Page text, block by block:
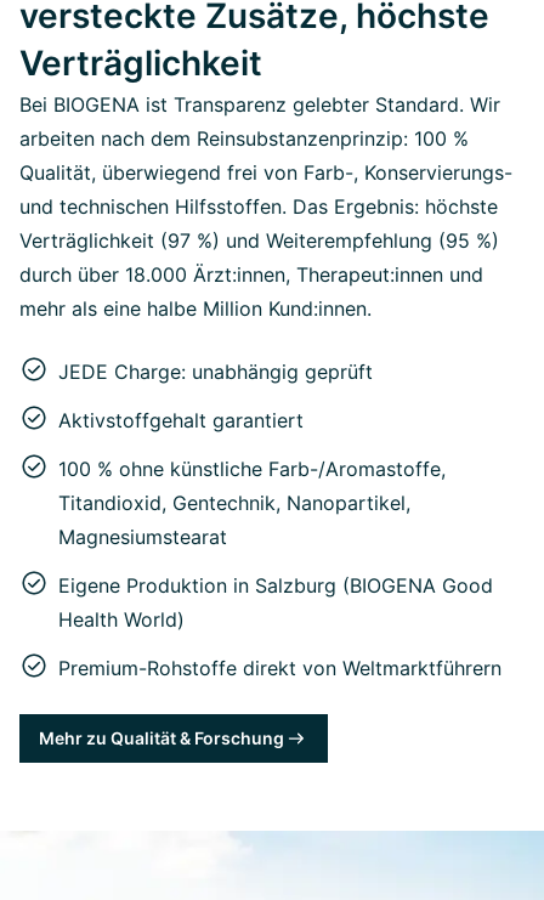
versteckte Zusätze, höchste
Verträglichkeit
Bei BIOGENA ist Transparenz gelebter Standard. Wir
arbeiten nach dem Reinsubstanzenprinzip: 100 %
Qualität, überwiegend frei von Farb-, Konservierungs-
und technischen Hilfsstoffen. Das Ergebnis: höchste
Verträglichkeit (97 %) und Weiterempfehlung (95 %)
durch über 18.000 Ärzt:innen, Therapeut:innen und
mehr als eine halbe Million Kund:innen.
JEDE Charge: unabhängig geprüft
Aktivstoffgehalt garantiert
100 % ohne künstliche Farb-/Aromastoffe,
Titandioxid, Gentechnik, Nanopartikel,
Magnesiumstearat
Eigene Produktion in Salzburg (BIOGENA Good
Health World)
Premium-Rohstoffe direkt von Weltmarktführern
Mehr zu Qualität & Forschung